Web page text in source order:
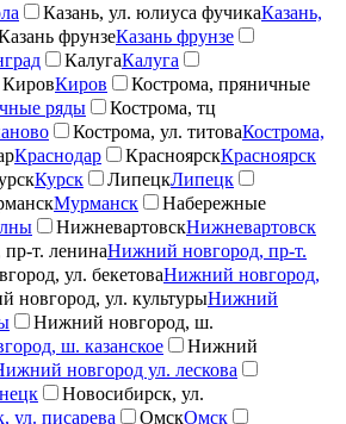
Казань, ул. юлиуса фучикаКазань,
фрунзеКазань фрунзе
КалугаКалуга
КировКиров
Кострома, пряничные
ряды
Кострома, тц
Кострома, ул. титоваКострома,
Краснодар КрасноярскКрасноярск
Курск ЛипецкЛипецк
Мурманск
Набережные
НижневартовскНижневартовск
т. ленинаНижний новгород, пр-т.
ул. бекетоваНижний новгород,
новгород, ул. культурыНижний
Нижний новгород, ш.
ш. казанское
Нижний
новгород ул. лескова
Новосибирск, ул.
ул. писарева ОмскОмск